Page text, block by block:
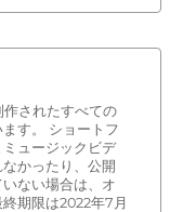
されたすべての
す。 ショートフ
ュージックビデ
かったり、公開
ない場合は、オ
期限は2022年7月